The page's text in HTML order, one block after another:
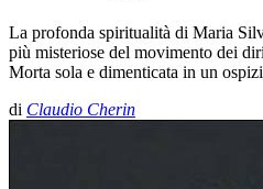
La profonda spiritualità di Maria
più misteriose del movimento dei
Morta sola e dimenticata in un
di Claudio Cherin